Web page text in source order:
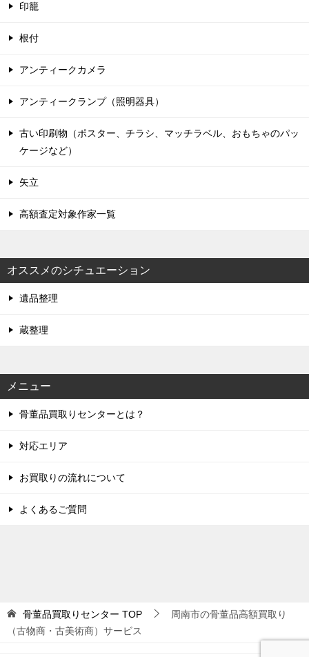
印籠
根付
アンティークカメラ
アンティークランプ（照明器具）
古い印刷物（ポスター、チラシ、マッチラベル、おもちゃのパッ
ケージなど）
矢立
高額査定対象作家一覧
オススメのシチュエーション
遺品整理
蔵整理
メニュー
骨董品買取りセンターとは？
対応エリア
お買取りの流れについて
よくあるご質問
骨董品買取りセンター TOP
周南市の骨董品高額買取り
（古物商・古美術商）サービス